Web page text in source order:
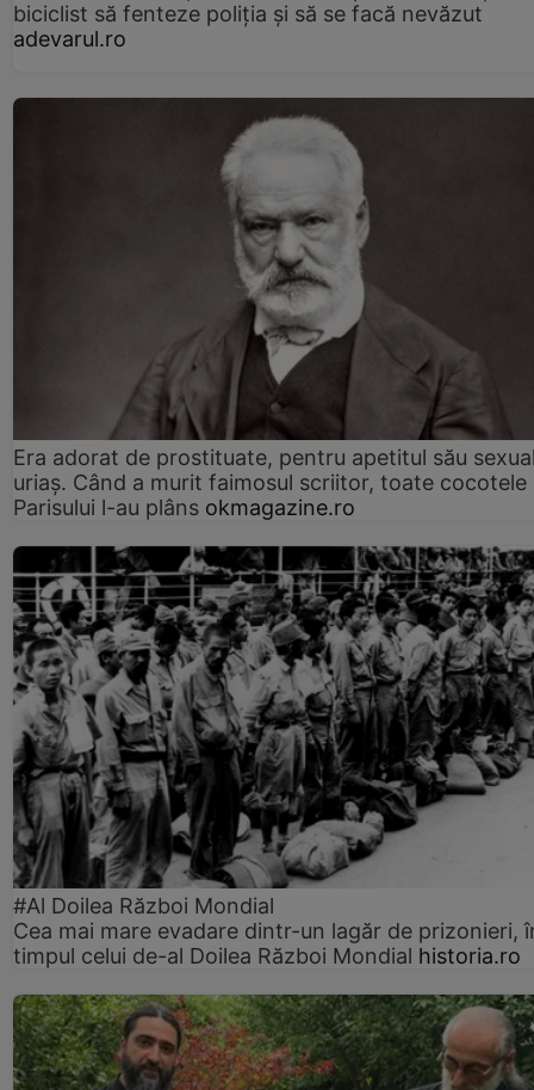
biciclist să fenteze poliția și să se facă nevăzut
adevarul.ro
Era adorat de prostituate, pentru apetitul său
uriaș. Când a murit faimosul scriitor, toate cocotele
Parisului l-au plâns okmagazine.ro
#Al Doilea Război Mondial
Cea mai mare evadare dintr-un lagăr de prizonieri,
timpul celui de-al Doilea Război Mondial historia.ro